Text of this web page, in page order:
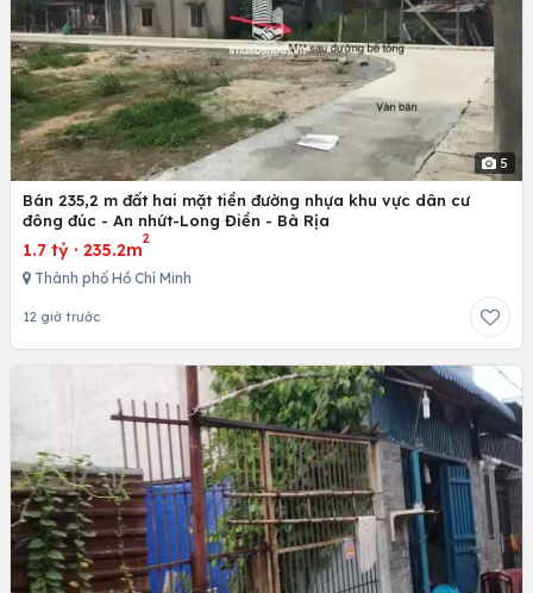
5
Bán 235,2 m đất hai mặt tiền đường nhựa khu vực dân cư
đông đúc - An nhứt-Long Điền - Bà Rịa
1.7 tỷ · 235.2m
2
Thành phố Hồ Chí Minh
12 giờ trước